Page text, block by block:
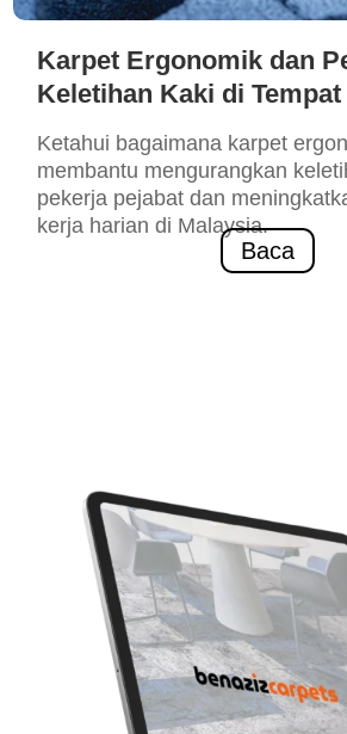
Karpet Ergonomik dan
Keletihan Kaki di
Ketahui bagaimana karpet
membantu mengurangkan
pekerja pejabat dan
kerja harian di Malaysia.
Baca